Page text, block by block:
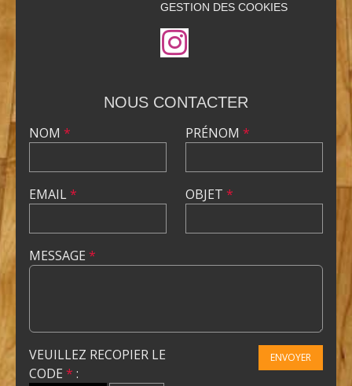
GESTION DES COOKIES
NOUS CONTACTER
NOM *
EMAIL*
PRÉNOM *
OBJET *
MESSAGE *
VEUILLEZ RECOPIER LE
CODE * :
ENVOYER